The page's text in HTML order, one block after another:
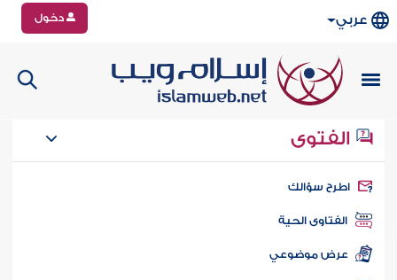
عربي دخول
الفتوى
سؤالك
الفتاوى الحية